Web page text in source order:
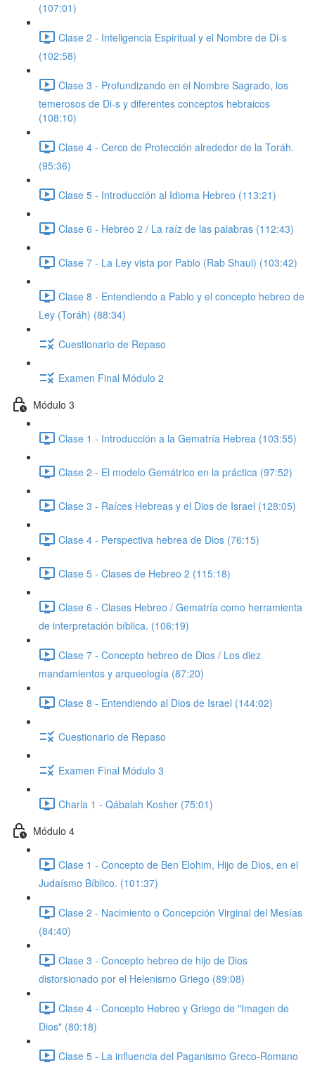
(107:01)
Clase 2 - Inteligencia Espiritual y el Nombre de Di-s
(102:58)
Clase 3 - Profundizando en el Nombre Sagrado, los
temerosos de Di-s y diferentes conceptos hebraicos
(108:10)
Clase 4 - Cerco de Protección alrededor de la Toráh.
(95:36)
Clase 5 - Introducción al Idioma Hebreo (113:21)
Clase 6 - Hebreo 2 / La raíz de las palabras (112:43)
Clase 7 - La Ley vista por Pablo (Rab Shaul) (103:42)
Clase 8 - Entendiendo a Pablo y el concepto hebreo de
Ley (Toráh) (88:34)
Cuestionario de Repaso
Examen Final Módulo 2
Módulo 3
Clase 1 - Introducción a la Gematría Hebrea (103:55)
Clase 2 - El modelo Gemátrico en la práctica (97:52)
Clase 3 - Raíces Hebreas y el Dios de Israel (128:05)
Clase 4 - Perspectiva hebrea de Dios (76:15)
Clase 5 - Clases de Hebreo 2 (115:18)
Clase 6 - Clases Hebreo / Gematría como herramienta
de interpretación bíblica. (106:19)
Clase 7 - Concepto hebreo de Dios / Los diez
mandamientos y arqueología (87:20)
Clase 8 - Entendiendo al Dios de Israel (144:02)
Cuestionario de Repaso
Examen Final Módulo 3
Charla 1 - Qábalah Kosher (75:01)
Módulo 4
Clase 1 - Concepto de Ben Elohim, Hijo de Dios, en el
Judaísmo Bíblico. (101:37)
Clase 2 - Nacimiento o Concepción Virginal del Mesías
(84:40)
Clase 3 - Concepto hebreo de hijo de Dios
distorsionado por el Helenismo Griego (89:08)
Clase 4 - Concepto Hebreo y Griego de "Imagen de
Dios" (80:18)
Clase 5 - La influencia del Paganismo Greco-Romano